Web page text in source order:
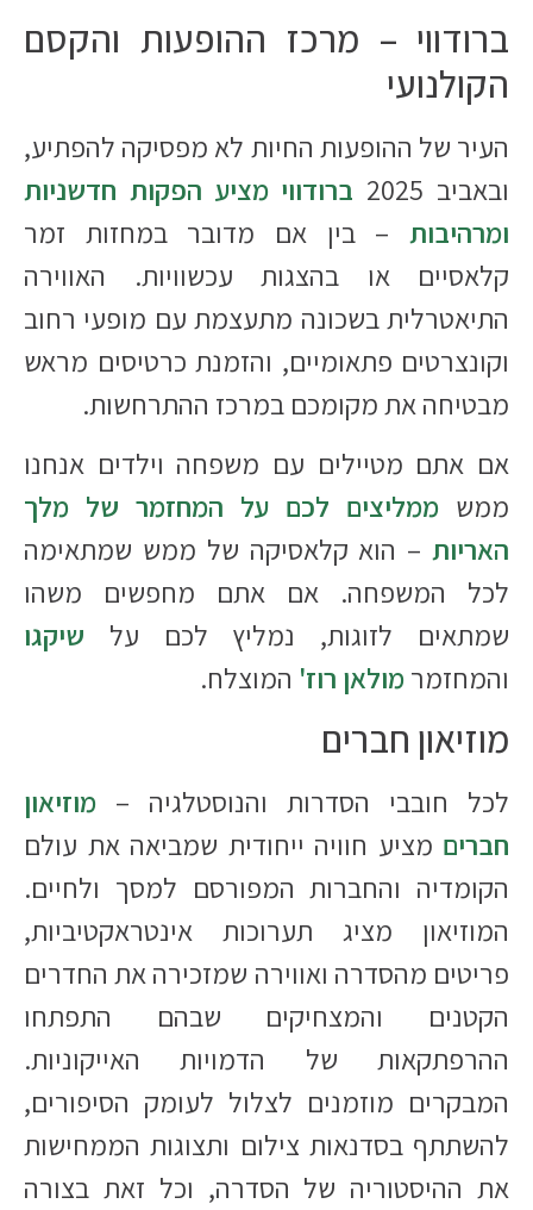
ברודווי – מרכז ההופעות והקסם
הקולנועי
העיר של ההופעות החיות לא מפסיקה להפתיע,
ובאביב 2025
ברודווי מציע הפקות חדשניות
ומרהיבות – בין אם מדובר במחזות זמר
קלאסיים או בהצגות עכשוויות. האווירה
התיאטרלית בשכונה מתעצמת עם מופעי רחוב
וקונצרטים פתאומיים, והזמנת כרטיסים מראש
מבטיחה את מקומכם במרכז ההתרחשות.
אם אתם מטיילים עם משפחה וילדים אנחנו
ממש ממליצים לכם על המחזמר של מלך
האריות – הוא קלאסיקה של ממש שמתאימה
לכל המשפחה. אם אתם מחפשים משהו
שמתאים לזוגות, נמליץ לכם על שיקגו
והמחזמרמולאן רוז' המוצלח.
מוזיאון חברים
לכל חובבי הסדרות והנוסטלגיה – מוזיאון
חברים מציע חוויה ייחודית שמביאה את עולם
הקומדיה והחברות המפורסם למסך ולחיים.
המוזיאון מציג תערוכות אינטראקטיביות,
פריטים מהסדרה ואווירה שמזכירה את החדרים
הקטנים והמצחיקים שבהם התפתחו
ההרפתקאות של הדמויות האייקוניות.
המבקרים מוזמנים לצלול לעומק הסיפורים,
להשתתף בסדנאות צילום ותצוגות הממחישות
את ההיסטוריה של הסדרה, וכל זאת בצורה